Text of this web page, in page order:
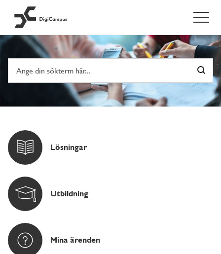
Digicampus
Lösningar
Utbildning
Mina ärenden